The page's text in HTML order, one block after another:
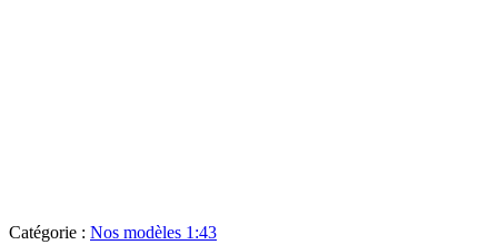
Catégorie : Nos modèles 1:43